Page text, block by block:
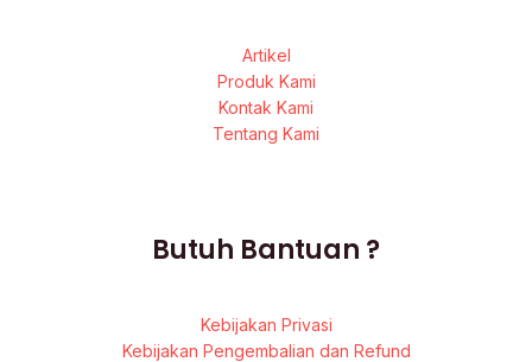
Artikel
Produk Kami
Kontak Kami
Tentang Kami
Butuh Bantuan ?
Kebijakan Privasi
Kebijakan Pengembalian dan Refund